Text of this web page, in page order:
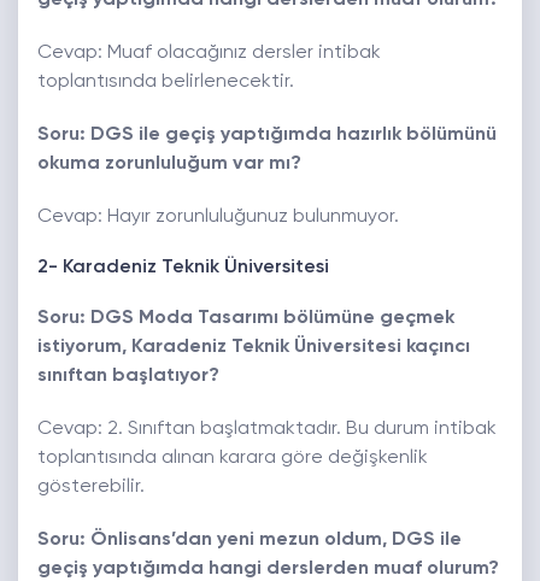
Cevap: Muaf olacağınız dersler intibak
toplantısında belirlenecektir.
Soru: DGS ile geçiş yaptığımda hazırlık bölümünü
okuma zorunluluğum var mı?
Cevap: Hayır zorunluluğunuz bulunmuyor.
2- Karadeniz Teknik Üniversitesi
Soru: DGS Moda Tasarımı bölümüne geçmek
istiyorum, Karadeniz Teknik Üniversitesi kaçıncı
sınıftan başlatıyor?
Cevap: 2. Sınıftan başlatmaktadır. Bu durum intibak
toplantısında alınan karara göre değişkenlik
gösterebilir.
Soru: Önlisans’dan yeni mezun oldum, DGS ile
geçiş yaptığımda hangi derslerden muaf olurum?